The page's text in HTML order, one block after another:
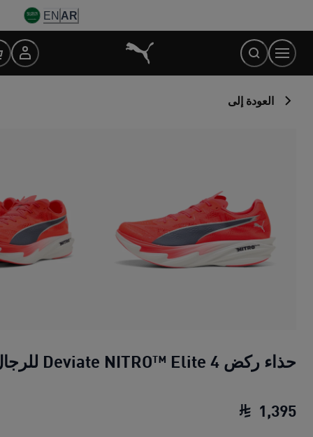
Content
AR
EN
العودة إلى
حذاء ركض Deviate NITRO™ Elite 4 للرجال
1 395